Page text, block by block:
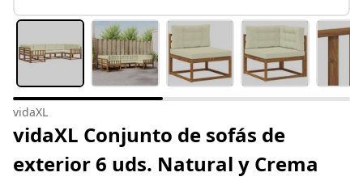
vidaXL
vidaXL Conjunto de sofás de
exterior 6 uds. Natural y Crema